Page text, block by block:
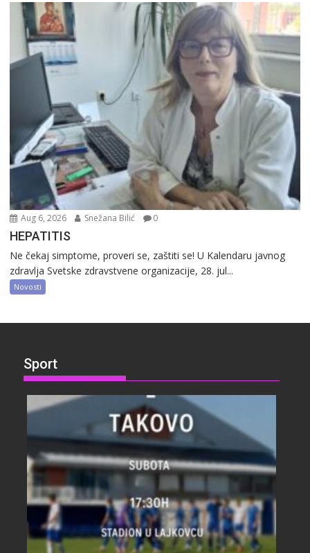
Aug 6, 2026 Snežana Bilić 0
HEPATITIS
Ne čekaj simptome, proveri se, zaštiti se! U Kalendaru javnog
zdravlja Svetske zdravstvene organizacije, 28. jul...
Novosti
Sport